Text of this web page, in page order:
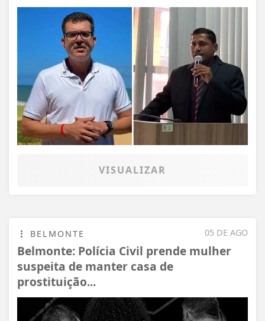
VISUALIZAR
05 DE AGO
BELMONTE
Belmonte: Polícia Civil prende mulher
suspeita de manter casa de
prostituição...